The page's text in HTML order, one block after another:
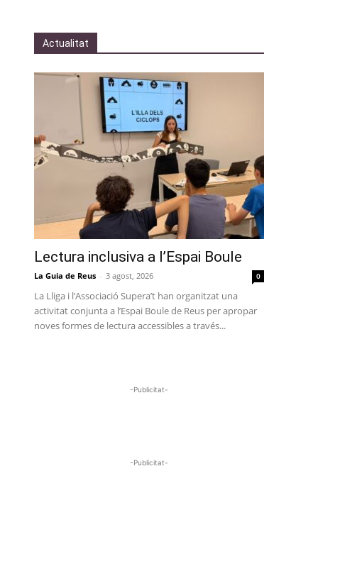
Actualitat
Lectura inclusiva a l’Espai Boule
La Guia de Reus - 3 agost, 2026 0
La Lliga i l’Associació Supera’t han organitzat una
activitat conjunta a l’Espai Boule de Reus per apropar
noves formes de lectura accessibles a través...
-Publicitat-
-Publicitat-